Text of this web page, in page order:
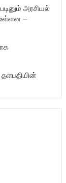
அரசியல்
உள்ளன –